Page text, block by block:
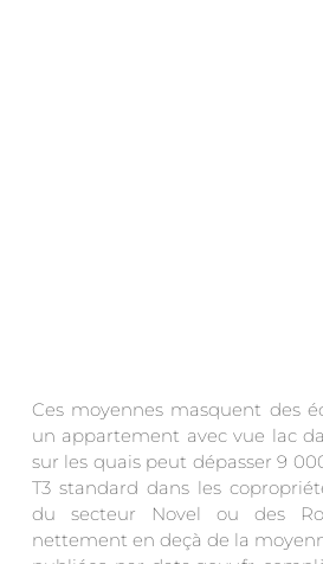
Ces moyennes masquent des
un appartement avec vue lac
sur les quais peut dépasser 9
T3 standard dans les
du secteur Novel ou des
nettement en deçà de la